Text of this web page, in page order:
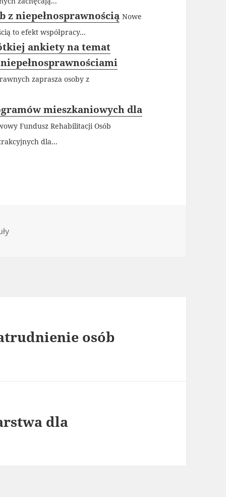
z niepełnosprawnością Nowe
to efekt współpracy...
ankiety na temat
zaprasza osoby z
mieszkaniowych dla
Fundusz Rehabilitacji Osób
dla...
osób
dla